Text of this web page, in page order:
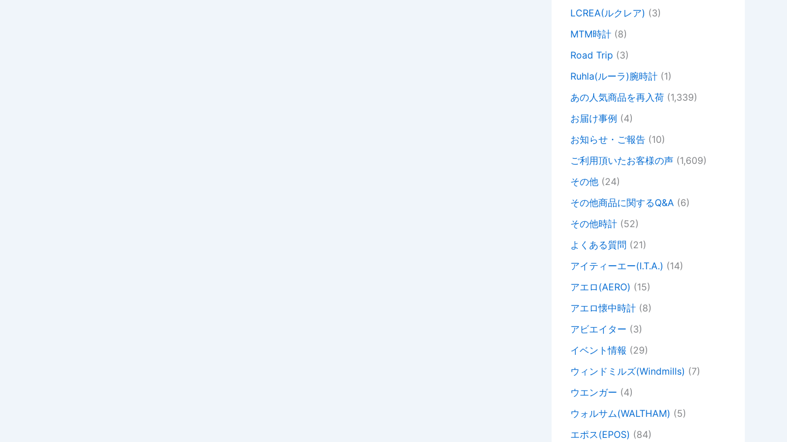
LCREA(ルクレア) (3)
MTM時計 (8)
Road Trip (3)
Ruhla(ルーラ)腕時計 (1)
あの人気商品を再入荷 (1,339)
お届け事例 (4)
お知らせ・ご報告 (10)
ご利用頂いたお客様の声 (1,609)
その他 (24)
その他商品に関するQ&A (6)
その他時計 (52)
よくある質問 (21)
アイティーエー(I.T.A.) (14)
アエロ(AERO) (15)
アエロ懐中時計 (8)
アビエイター (3)
イベント情報 (29)
ウィンドミルズ(Windmills) (7)
ウエンガー (4)
ウォルサム(WALTHAM) (5)
エポス(EPOS) (84)